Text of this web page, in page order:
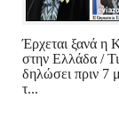
Έρχεται ξανά η
στην Ελλάδα / Τι
δηλώσει πριν 7
τ...